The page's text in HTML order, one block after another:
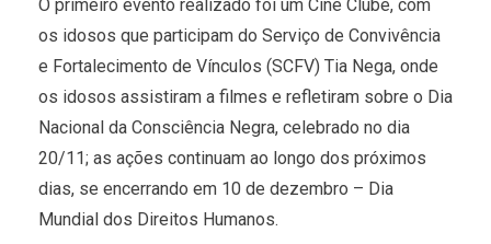
O primeiro evento realizado foi um Cine Clube, com
os idosos que participam do Serviço de Convivência
e Fortalecimento de Vínculos (SCFV) Tia Nega, onde
os idosos assistiram a filmes e refletiram sobre o Dia
Nacional da Consciência Negra, celebrado no dia
20/11; as ações continuam ao longo dos próximos
dias, se encerrando em 10 de dezembro – Dia
Mundial dos Direitos Humanos.